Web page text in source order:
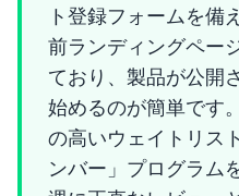
ト登録フォームを備
前ランディングペー
ており、製品が公開
始めるのが簡単です
の高いウェイトリス
ンバー」プログラム